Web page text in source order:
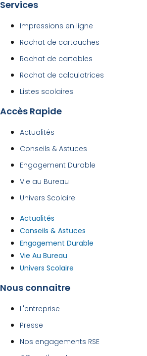
Services
Impressions en ligne
Rachat de cartouches
Rachat de cartables
Rachat de calculatrices
Listes scolaires
Accès Rapide
Actualités
Conseils & Astuces
Engagement Durable
Vie au Bureau
Univers Scolaire
Actualités
Conseils & Astuces
Engagement Durable
Vie Au Bureau
Univers Scolaire
Nous connaitre
L'entreprise
Presse
Nos engagements RSE